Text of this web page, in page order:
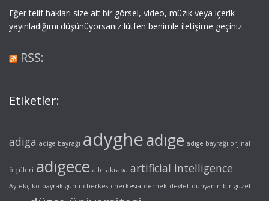
Eğer telif hakları size ait bir görsel, video, müzik veya içerik
yayınladığımı düşünüyorsanız lütfen benimle iletişime geçiniz.
RSS:
Etiketler:
adiga adige bayrağı adygheadıge adıge bayrağı orjinal
ölçüleri adıgece aile akraba artificial intelligence
Aytekçiko bayrak günü cherkes cherkesia dernek devlet dünyanın bir güzel